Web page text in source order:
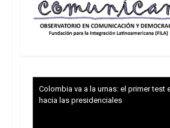
Colombia va a la urnas: el primer test
hacia las presidenciales